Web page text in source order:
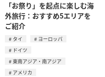
「お祭り」を起点に楽しむ海
外旅行：おすすめ5エリアを
ご紹介
タイ
ヨーロッパ
ドイツ
東南アジア・南アジア
アメリカ